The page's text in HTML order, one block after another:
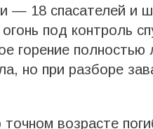
— 18 спасателей и
под контроль
горение
но при разборе
возрасте